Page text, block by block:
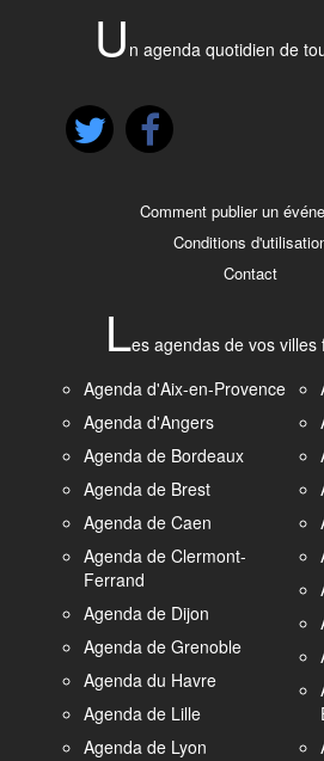
U n agenda quotidien de
Comment publier un
Conditions
Contact
Les agendas de vos villes
Agenda d'Aix-en-Provence
Agenda d'Angers
Agenda de Bordeaux
Agenda de Brest
Agenda de Caen
Agenda de Clermont-
Ferrand
Agenda de Dijon
Agenda de Grenoble
Agenda du Havre
Agenda de Lille
Agenda de Lyon